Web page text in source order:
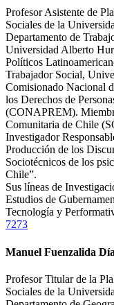
Profesor Asistente de
Sociales de la
Departamento de
Universidad Alberto
Políticos
Trabajador Social,
Comisionado Nacional
los Derechos de
(CONAPREM).
Comunitaria de Chile
Investigador
Producción de los
Sociotécnicos de los
Chile”.
Sus líneas de
Estudios de
Tecnología y
7273
Manuel Fuenzalida
Profesor Titular de la
Sociales de la